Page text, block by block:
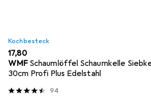
Kochbesteck
EUR
17,80
WMF Schaumlöffel Schaumkelle
30cm Profi Plus Edelstahl
94